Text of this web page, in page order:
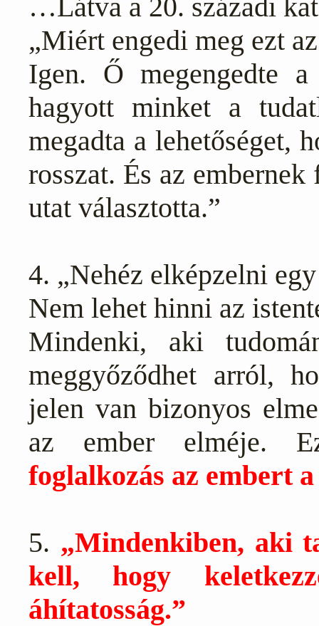
…Látva a 20. századi
„Miért engedi meg ezt
Igen. Ő megengedte
hagyott minket a
megadta a lehetőséget,
rosszat. És az
utat választotta.”
4. „Nehéz elképzelni
Nem lehet hinni az
Mindenki, aki
meggyőződhet arról,
jelen van bizonyos
az ember elméje.
foglalkozás az embert
5. „Mindenkiben, aki
kell, hogy
áhítatosság.”